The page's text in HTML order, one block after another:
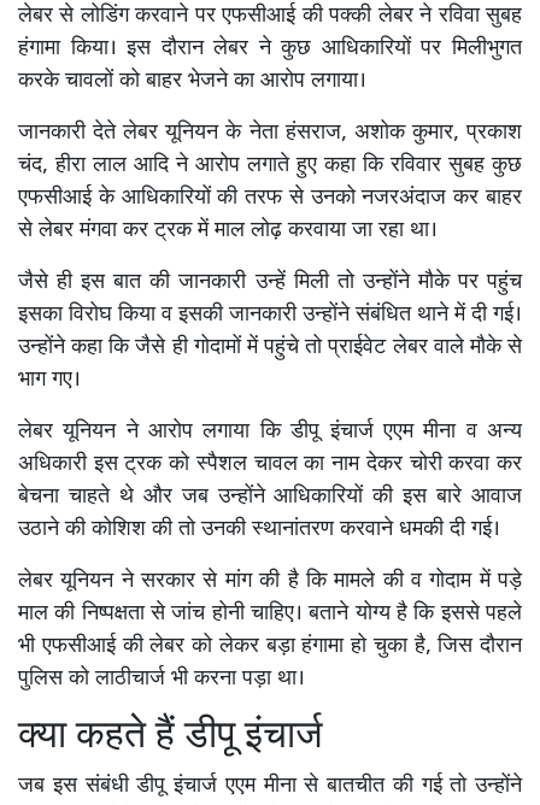
लेबर से लोडिंग करवाने पर एफसीआई की पक्की लेबर ने रविवा सुबह
हंगामा किया। इस दौरान लेबर ने कुछ आधिकारियों पर मिलीभुगत
करके चावलों को बाहर भेजने का आरोप लगाया।
जानकारी देते लेबर यूनियन के नेता हंसराज, अशोक कुमार, प्रकाश
चंद, हीरा लाल आदि ने आरोप लगाते हुए कहा कि रविवार सुबह कुछ
एफसीआई के आधिकारियों की तरफ से उनको नजरअंदाज कर बाहर
से लेबर मंगवा कर ट्रक में माल लोढ़ करवाया जा रहा था।
जैसे ही इस बात की जानकारी उन्हें मिली तो उन्होंने मौके पर पहुंच
इसका विरोघ किया व इसकी जानकारी उन्होंने संबंधित थाने में दी गई।
उन्होंने कहा कि जैसे ही गोदामों में पहुंचे तो प्राईवेट लेबर वाले मौके से
भाग गए।
लेबर यूनियन ने आरोप लगाया कि डीपू इंचार्ज एएम मीना व अन्य
अधिकारी इस ट्रक को स्पैशल चावल का नाम देकर चोरी करवा कर
बेचना चाहते थे और जब उन्होंने आधिकारियों की इस बारे आवाज
उठाने की कोशिश की तो उनकी स्थानांतरण करवाने धमकी दी गई।
लेबर यूनियन ने सरकार से मांग की है कि मामले की व गोदाम में पड़े
माल की निष्पक्षता से जांच होनी चाहिए। बताने योग्य है कि इससे पहले
भी एफसीआई की लेबर को लेकर बड़ा हंगामा हो चुका है, जिस दौरान
पुलिस को लाठीचार्ज भी करना पड़ा था।
क्या कहते हैं डीपू इंचार्ज
जब इस संबंधी डीपू इंचार्ज एएम मीना से बातचीत की गई तो उन्होंने